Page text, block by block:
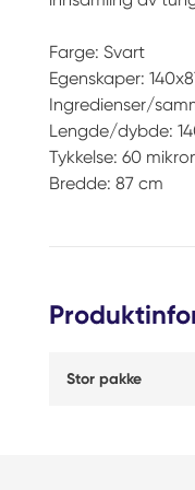
Farge: Svart
Egenskaper:
Ingredienser/
Lengde/dybde:
Tykkelse: 60
Bredde: 87 cm
Stor pakke